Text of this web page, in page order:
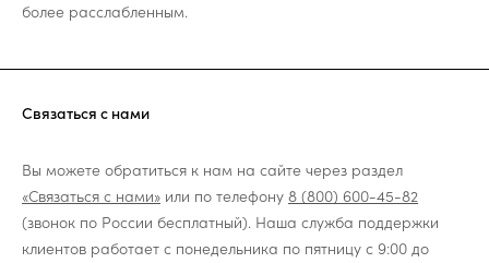
более расслабленным.
Связаться с нами
Вы можете обратиться к нам на сайте через раздел
«Связаться с нами» или по телефону 8 (800) 600-45-82
(звонок по России бесплатный). Наша служба поддержки
клиентов работает с понедельника по пятницу с 9:00 до